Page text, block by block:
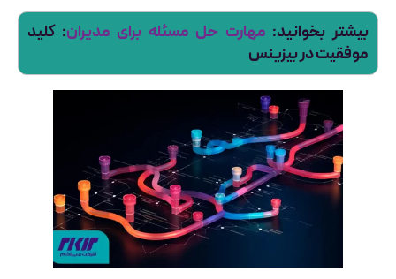
بیشتر بخوانید: مهارت حل مسئله برای مدیران: کلید
موفقیت در بیزینس